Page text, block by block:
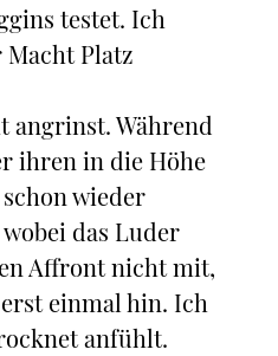
testet. Ich
Platz
angrinst. Während
ihren in die Höhe
wieder
das Luder
Affront nicht mit,
einmal hin. Ich
anfühlt.